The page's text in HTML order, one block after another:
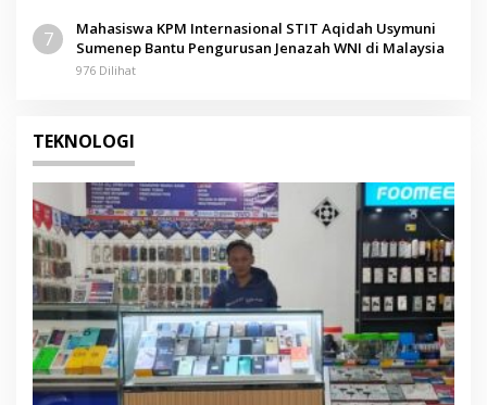
7
Mahasiswa KPM Internasional STIT Aqidah Usymuni
Sumenep Bantu Pengurusan Jenazah WNI di Malaysia
976 Dilihat
TEKNOLOGI